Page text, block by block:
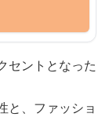
セントとなった
と、ファッショ